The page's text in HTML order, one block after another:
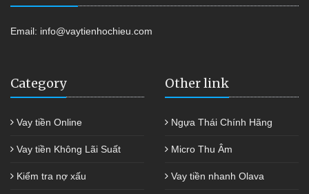
Email: info@vaytienhochieu.com
Category
Vay tiền Online
Vay tiền Không Lãi Suất
Kiểm tra nợ xấu
Other link
Ngựa Thái Chính Hãng
Micro Thu Âm
Vay tiền nhanh Olava